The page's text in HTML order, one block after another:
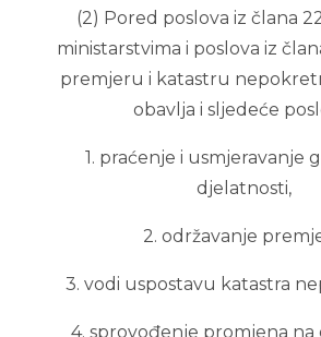
(2) Pored poslova iz člana
ministarstvima i poslova iz
premjeru i katastru
obavlja i sljedeće
1. praćenje i usmjeravanje
djelatnosti,
2. održavanje
3. vodi uspostavu katastra
4. sprovođenje promjena na